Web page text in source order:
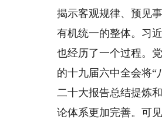
揭示客观规律、预见
有机统一的整体。习
也经历了一个过程。
的十九届六中全会将“
二十大报告总结提炼
论体系更加完善。可